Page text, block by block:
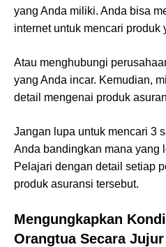
yang Anda miliki. Anda bisa
internet untuk mencari produk
Atau menghubungi
yang Anda incar. Kemudian,
detail mengenai produk
Jangan lupa untuk mencari 3
Anda bandingkan mana yang
Pelajari dengan detail setiap
produk asuransi tersebut.
Mengungkapkan
Orangtua Secara Jujur